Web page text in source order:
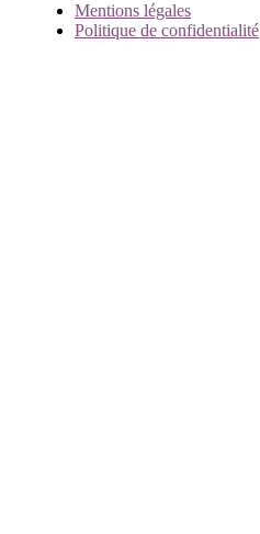
Mentions légales
Politique de confidentialité